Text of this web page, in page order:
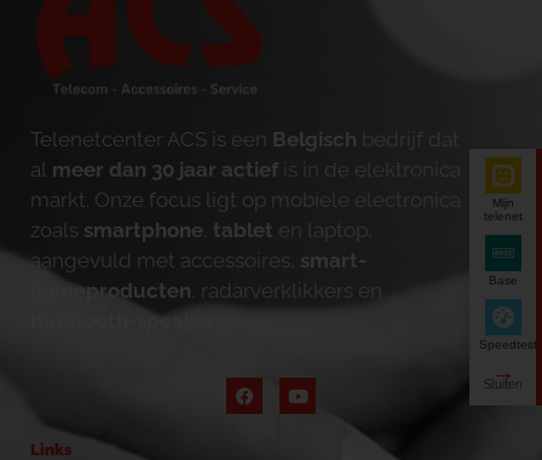
Telenetcenter ACS is een Belgisch bedrijf dat
al meer dan 30 jaar actief is in de elektronica
markt. Onze focus ligt op mobiele electronica
zoals smartphone tablet en laptop,
aangevuld met accessoires, smart-
homeproducten , radarverklikkers en
bluetooth-speakers
Links
Mijn
telenet
Base
Speedtest